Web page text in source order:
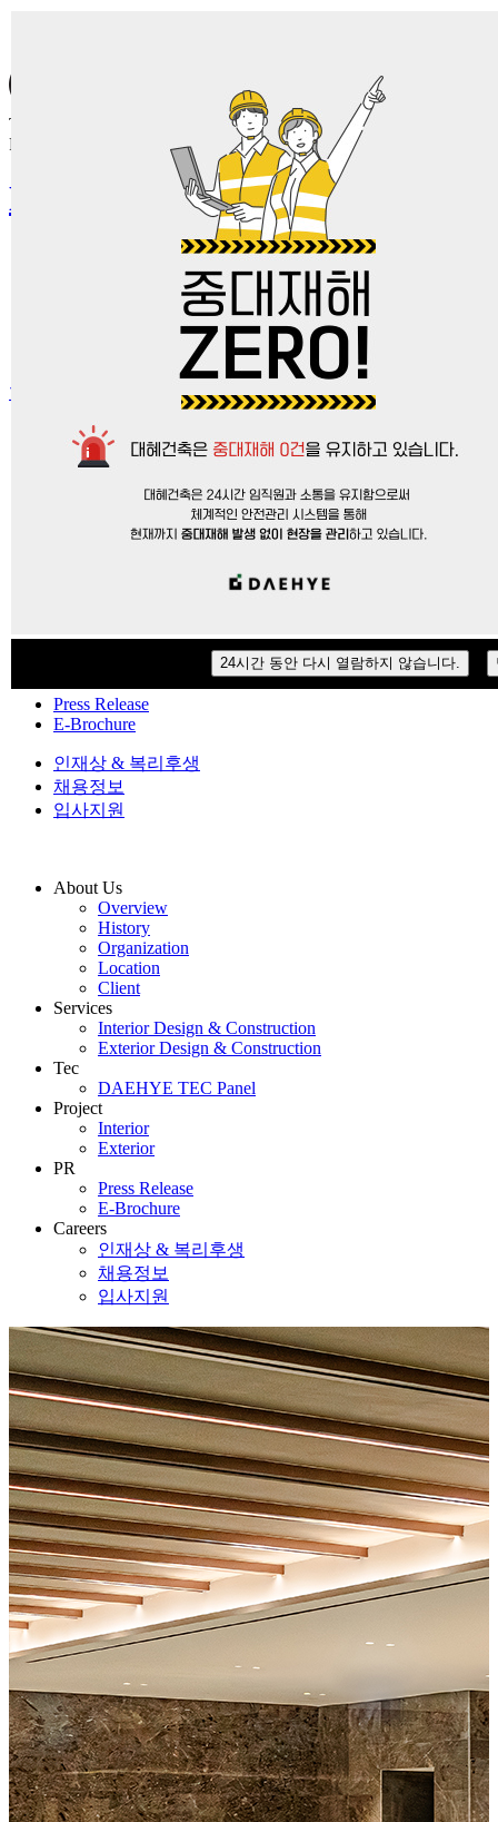
24시간 동안 다시 열람하지 않습니다.
Timeless Spaces,
Perfected by Trust
DAEHYE
협력업체
Overview
History
Organization
Exterior Design & Construction
Press Release
E-Brochure
인재상 & 복리후생
채용정보
입사지원
About Us
Overview
History
Organization
Location
Client
Services
Interior Design & Construction
Exterior Design & Construction
Tec
DAEHYE TEC Panel
Project
Interior
Exterior
PR
Press Release
E-Brochure
Careers
인재상 & 복리후생
채용정보
입사지원